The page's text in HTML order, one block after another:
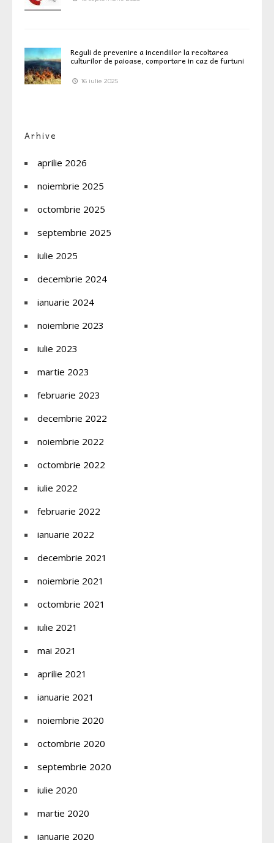
Reguli de prevenire a incendiilor la recoltarea
culturilor de paioase, comportare in caz de furtuni
16 iulie 2025
Arhive
aprilie 2026
noiembrie 2025
octombrie 2025
septembrie 2025
iulie 2025
decembrie 2024
ianuarie 2024
noiembrie 2023
iulie 2023
martie 2023
februarie 2023
decembrie 2022
noiembrie 2022
octombrie 2022
iulie 2022
februarie 2022
ianuarie 2022
decembrie 2021
noiembrie 2021
octombrie 2021
iulie 2021
mai 2021
aprilie 2021
ianuarie 2021
noiembrie 2020
octombrie 2020
septembrie 2020
iulie 2020
martie 2020
ianuarie 2020